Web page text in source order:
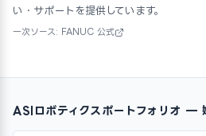
い・サポートを提供しています。
一次ソース: FANUC 公式
ASIロボティクスポートフォリオ —